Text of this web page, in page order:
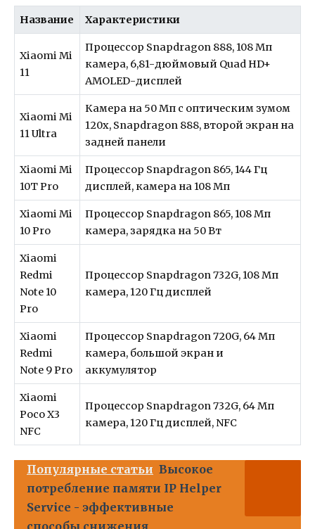
Название Характеристики
Xiaomi Mi
11
Процессор Snapdragon 888, 108 Мп
камера, 6,81-дюймовый Quad HD+
AMOLED-дисплей
Xiaomi Mi
11 Ultra
Камера на 50 Мп с оптическим зумом
120x, Snapdragon 888, второй экран на
задней панели
Xiaomi Mi
10T Pro
Процессор Snapdragon 865, 144 Гц
дисплей, камера на 108 Мп
Xiaomi Mi
10 Pro
Процессор Snapdragon 865, 108 Мп
камера, зарядка на 50 Вт
Xiaomi
Redmi
Note 10
Pro
Процессор Snapdragon 732G, 108 Мп
камера, 120 Гц дисплей
Xiaomi
Redmi
Note 9 Pro
Процессор Snapdragon 720G, 64 Мп
камера, большой экран и
аккумулятор
Xiaomi
Poco X3
NFC
Процессор Snapdragon 732G, 64 Мп
камера, 120 Гц дисплей, NFC
Популярные статьи Высокое
потребление памяти IP Helper
Service - эффективные